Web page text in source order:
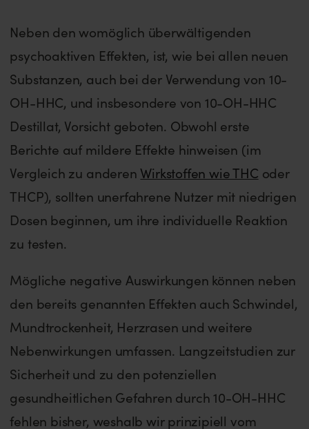
Neben den womöglich überwältigenden
psychoaktiven Effekten, ist, wie bei allen neuen
Substanzen, auch bei der Verwendung von 10-
OH-HHC, und insbesondere von 10-OH-HHC
Destillat, Vorsicht geboten. Obwohl erste
Berichte auf mildere Effekte hinweisen (im
Vergleich zu anderenWirkstoffen wie THC oder
THCP), sollten unerfahrene Nutzer mit niedrigen
Dosen beginnen, um ihre individuelle Reaktion
zu testen.
Mögliche negative Auswirkungen können neben
den bereits genannten Effekten auch Schwindel,
Mundtrockenheit, Herzrasen und weitere
Nebenwirkungen umfassen. Langzeitstudien zur
Sicherheit und zu den potenziellen
gesundheitlichen Gefahren durch 10-OH-HHC
fehlen bisher, weshalb wir prinzipiell vom